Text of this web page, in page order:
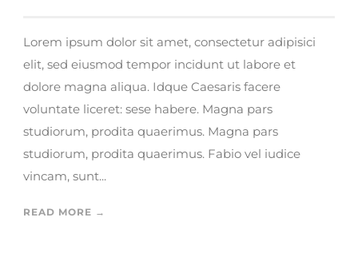
Lorem ipsum dolor sit amet, consectetur adipisici
elit, sed eiusmod tempor incidunt ut labore et
dolore magna aliqua. Idque Caesaris facere
voluntate liceret: sese habere. Magna pars
studiorum, prodita quaerimus. Magna pars
studiorum, prodita quaerimus. Fabio vel iudice
vincam, sunt...
READ MORE →